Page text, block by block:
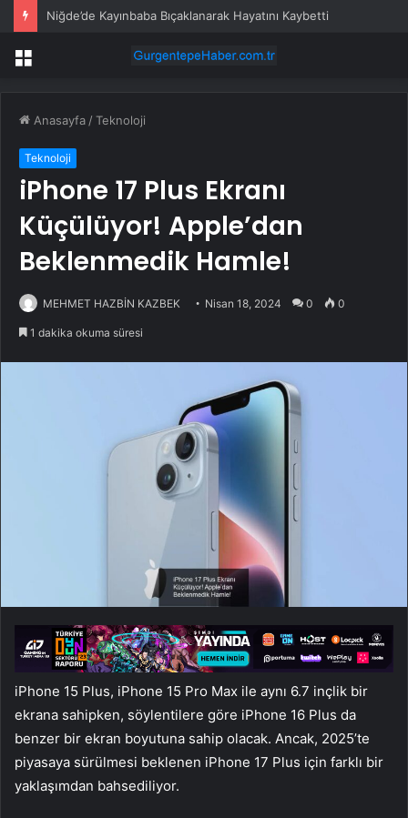
Niğde’de Kayınbaba Bıçaklanarak Hayatını Kaybetti
Menü
Anasayfa /Teknoloji
Teknoloji
iPhone 17 Plus Ekranı
Küçülüyor! Apple’dan
Beklenmedik Hamle!
MEHMET HAZBİN KAZBEK Nisan 18, 2024 0 0
1 dakika okuma süresi
iPhone 15 Plus, iPhone 15 Pro Max ile aynı 6.7 inçlik bir
ekrana sahipken, söylentilere göre iPhone 16 Plus da
benzer bir ekran boyutuna sahip olacak. Ancak, 2025’te
piyasaya sürülmesi beklenen iPhone 17 Plus için farklı bir
yaklaşımdan bahsediliyor.